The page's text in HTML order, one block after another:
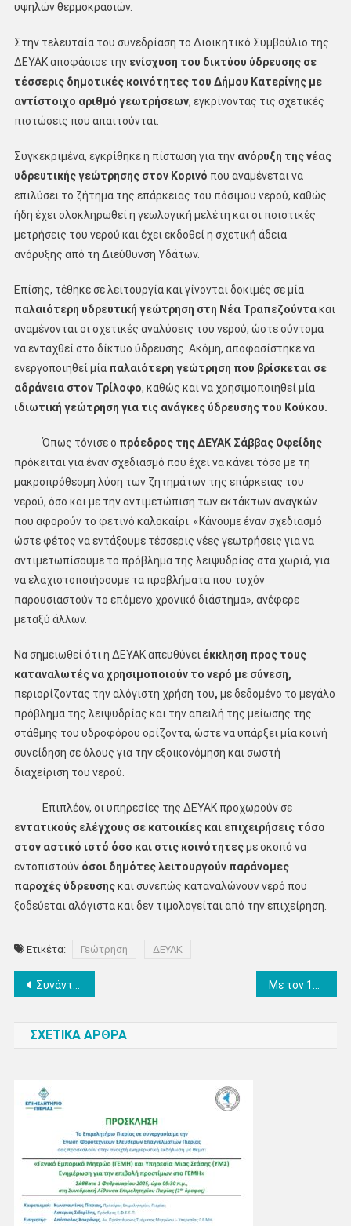
υψηλών θερμοκρασιών.
Στην τελευταία του συνεδρίαση το Διοικητικό Συμβούλιο της
ΔΕΥΑΚ αποφάσισε την ενίσχυση του δικτύου ύδρευσης σε
τέσσερις δημοτικές κοινότητες του Δήμου Κατερίνης με
αντίστοιχο αριθμό γεωτρήσεων, εγκρίνοντας τις σχετικές
πιστώσεις που απαιτούνται.
Συγκεκριμένα, εγκρίθηκε η πίστωση για την ανόρυξη της νέας
υδρευτικής γεώτρησης στον Κορινό που αναμένεται να
επιλύσει το ζήτημα της επάρκειας του πόσιμου νερού, καθώς
ήδη έχει ολοκληρωθεί η γεωλογική μελέτη και οι ποιοτικές
μετρήσεις του νερού και έχει εκδοθεί η σχετική άδεια
ανόρυξης από τη Διεύθυνση Υδάτων.
Επίσης, τέθηκε σε λειτουργία και γίνονται δοκιμές σε μία
παλαιότερη υδρευτική γεώτρηση στη Νέα Τραπεζούντακαι
αναμένονται οι σχετικές αναλύσεις του νερού, ώστε σύντομα
να ενταχθεί στο δίκτυο ύδρευσης. Ακόμη, αποφασίστηκε να
ενεργοποιηθεί μία παλαιότερη γεώτρηση που βρίσκεται σε
αδράνεια στον Τρίλοφο, καθώς και να χρησιμοποιηθεί μία
ιδιωτική γεώτρηση για τις ανάγκες ύδρευσης του Κούκου.
Όπως τόνισε ο πρόεδρος της ΔΕΥΑΚ Σάββας Οφείδης
πρόκειται για έναν σχεδιασμό που έχει να κάνει τόσο με τη
μακροπρόθεσμη λύση των ζητημάτων της επάρκειας του
νερού, όσο και με την αντιμετώπιση των εκτάκτων αναγκών
που αφορούν το φετινό καλοκαίρι. «Κάνουμε έναν σχεδιασμό
ώστε φέτος να εντάξουμε τέσσερις νέες γεωτρήσεις για να
αντιμετωπίσουμε το πρόβλημα της λειψυδρίας στα χωριά, για
να ελαχιστοποιήσουμε τα προβλήματα που τυχόν
παρουσιαστούν το επόμενο χρονικό διάστημα», ανέφερε
μεταξύ άλλων.
Να σημειωθεί ότι η ΔΕΥΑΚ απευθύνει έκκληση προς τους
καταναλωτές να χρησιμοποιούν το νερό με σύνεση,
περιορίζοντας την αλόγιστη χρήση του, με δεδομένο το μεγάλο
πρόβλημα της λειψυδρίας και την απειλή της μείωσης της
στάθμης του υδροφόρου ορίζοντα, ώστε να υπάρξει μία κοινή
συνείδηση σε όλους για την εξοικονόμηση και σωστή
διαχείριση του νερού.
Επιπλέον, οι υπηρεσίες της ΔΕΥΑΚ προχωρούν σε
εντατικούς ελέγχους σε κατοικίες και επιχειρήσεις τόσο
στον αστικό ιστό όσο και στις κοινότητεςμε σκοπό να
εντοπιστούν όσοι δημότες λειτουργούν παράνομες
παροχές ύδρευσηςκαι συνεπώς καταναλώνουν νερό που
ξοδεύεται αλόγιστα και δεν τιμολογείται από την επιχείρηση.
Ετικέτα: Γεώτρηση ΔΕΥΑΚ
Πλοήγηση
Συνάντηση του Προέδρου της Τ.Κ Καταφυγίου και των Καταφυγιώτικων φορέων με την Αντιπεριφερειάρχη Πιερίας
ΣΧΕΤΙΚΑ ΑΡΘΡΑ